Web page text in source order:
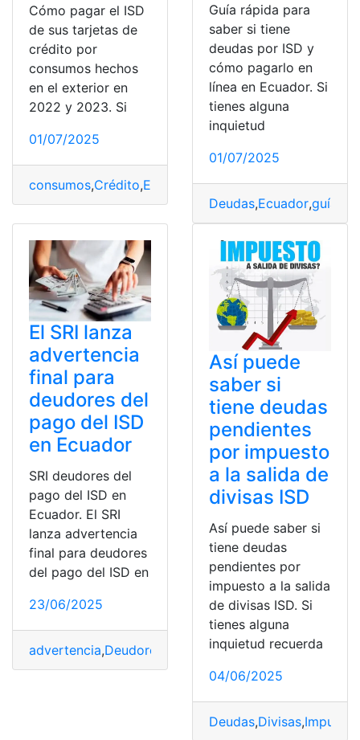
Cómo pagar el ISD
de sus tarjetas de
crédito por
consumos hechos
en el exterior en
2022 y 2023. Si
01/07/2025
consumos,Crédito,Exterior ,Hechos,ISD,pagar,Tarjetas
Guía rápida para
saber si tiene
deudas por ISD y
cómo pagarlo en
línea en Ecuador. Si
tienes alguna
inquietud
01/07/2025
Deudas,Ecuador,guía
El SRI lanza
advertencia
final para
deudores del
pago del ISD
en Ecuador
SRI deudores del
pago del ISD en
Ecuador. El SRI
lanza advertencia
final para deudores
del pago del ISD en
23/06/2025
advertencia,Deudores Ecuador,Final,ISD,lanza,pago
Así puede
saber si
tiene deudas
pendientes
por impuesto
a la salida de
divisas ISD
Así puede saber si
tiene deudas
pendientes por
impuesto a la salida
de divisas ISD. Si
tienes alguna
inquietud recuerda
04/06/2025
Deudas,Divisas,Impuesto